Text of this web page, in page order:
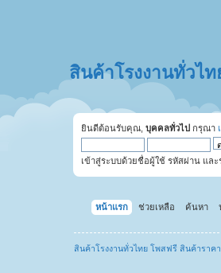
สินค้าโรงงานทั่วไ
ยินดีต้อนรับคุณ,บุคคลทั่วไป กรุณา
เข้าสู่ระบบด้วยชื่อผู้ใช้ รหัสผ่าน และ
หน้าแรก ช่วยเหลือ ค้นหา
สินค้าโรงงานทั่วไทย โพสฟรี สินค้าราค